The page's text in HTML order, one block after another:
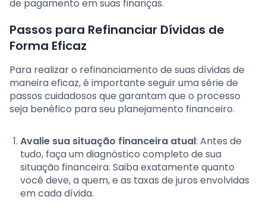
de pagamento em suas finanças.
Passos para Refinanciar Dívidas de
Forma Eficaz
Para realizar o refinanciamento de suas dívidas de
maneira eficaz, é importante seguir uma série de
passos cuidadosos que garantam que o processo
seja benéfico para seu planejamento financeiro.
Avalie sua situação financeira atual: Antes de
tudo, faça um diagnóstico completo de sua
situação financeira. Saiba exatamente quanto
você deve, a quem, e as taxas de juros envolvidas
em cada dívida.